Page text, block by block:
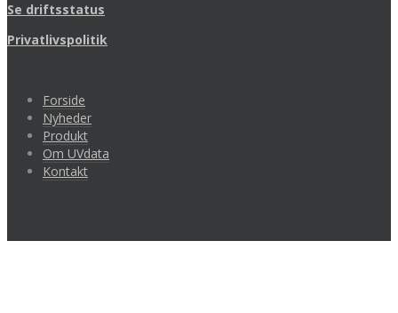
Se driftsstatus
Privatlivspolitik
Forside
Nyheder
Produkt
Om UVdata
Kontakt